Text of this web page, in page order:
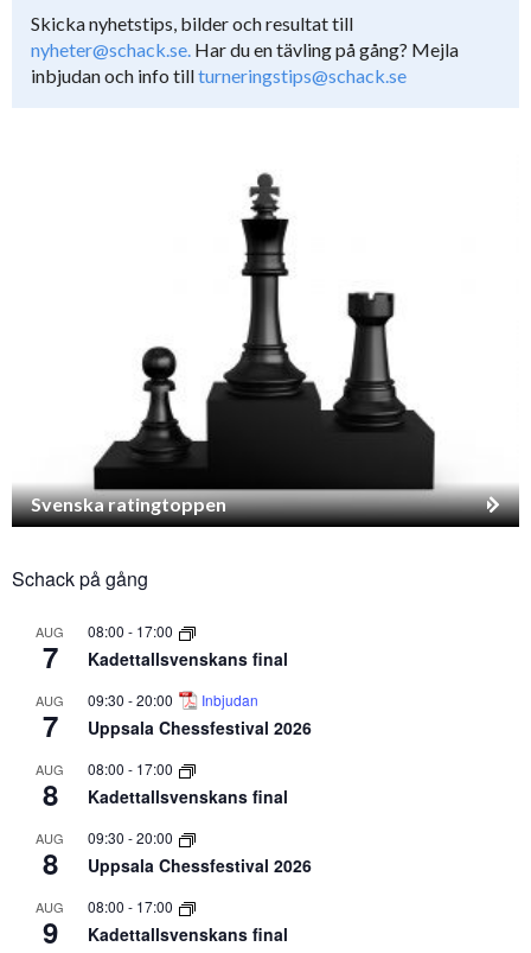
Skicka nyhetstips, bilder och resultat till
nyheter@schack.se. Har du en tävling på gång? Mejla
inbjudan och info tillturneringstips@schack.se
Svenska ratingtoppen
Schack på gång
AUG
7
08:00 - 17:00
Kadettallsvenskans final
AUG
7
09:30 -20:00 Inbjudan
Uppsala Chessfestival 2026
AUG
8
08:00 - 17:00
Kadettallsvenskans final
AUG
8
09:30 -20:00
Uppsala Chessfestival 2026
AUG
9
08:00 - 17:00
Kadettallsvenskans final